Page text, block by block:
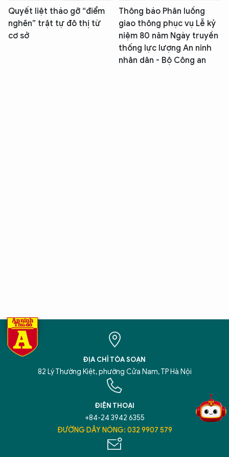
Quyết liệt tháo gỡ “điểm
nghẽn” trật tự đô thị từ
cơ sở
Thông báo Phân luồng
giao thông phục vụ Lễ kỷ
niệm 80 năm Ngày truyền
thống lực lượng An ninh
nhân dân - Bộ Công an
ĐỊA CHỈ TÒA SOẠN
82 Lý Thường Kiệt, phường Cửa Nam, TP Hà Nội
ĐIỆN THOẠI
+84-24 3942 6355
ĐƯỜNG DÂY NÓNG: 032 9907 579
5 điểm nghẽn của Hà Nội giải pháp xử lý điểm nghẽn của